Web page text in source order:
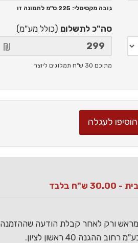
גובה מקסימלי: 225 ס"מ לתמונה זו
סה"כ לתשלום (כולל מע"מ)
מתוכם 30 ש"ח תמלוגים ליוצר
הוסיפו לעגלה
בלבד
מראש ורק לאחר קבלת הודעה שההזמנה
ההגנה 40 ראשון לציון.